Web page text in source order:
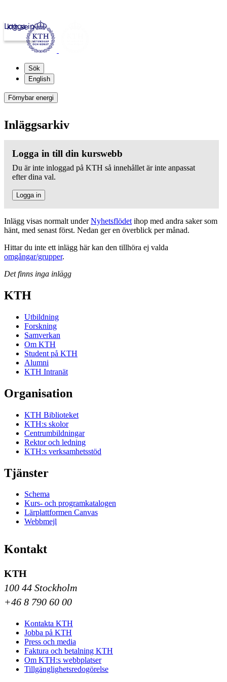
kth.se
Logga in
Sök
English
Förnybar energi
Inläggsarkiv
Logga in till din kurswebb
Du är inte inloggad på KTH så innehållet är inte anpassat
efter dina val.
Logga in
Inlägg visas normalt underNyhetsflödet ihop med andra saker som
hänt, med senast först. Nedan ger en överblick per månad.
Hittar du inte ett inlägg här kan den tillhöra ej valda
omgångar/grupper.
Det finns inga inlägg
KTH
Utbildning
Forskning
Samverkan
Om KTH
Student på KTH
Alumni
KTH Intranät
Organisation
KTH Biblioteket
KTH:s skolor
Centrumbildningar
Rektor och ledning
KTH:s verksamhetsstöd
Tjänster
Schema
Kurs- och programkatalogen
Lärplattformen Canvas
Webbmejl
Kontakt
KTH
100 44 Stockholm
+46 8 790 60 00
Kontakta KTH
Jobba på KTH
Press och media
Faktura och betalning KTH
Om KTH:s webbplatser
Tillgänglighetsredogörelse